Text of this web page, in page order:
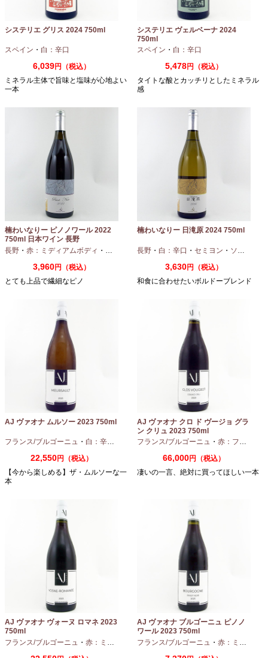
システリエ グリス 2024 750ml
スペイン ・ 白：辛口
6,039円（税込）
ミネラル主体で旨味と塩味が心地よい
一本
システリエ ヴェルベーナ 2024
750ml
スペイン ・ 白：辛口
5,478円（税込）
タイトな酸とカッチリとしたミネラル
感
楠わいなりー ピノノワール 2022
750ml 日本ワイン 長野
長野 ・ 赤：ミディアムボディ ・ ピノノワール
3,960円（税込）
とても上品で繊細なピノ
楠わいなりー 日滝原 2024 750ml
長野 ・ 白：辛口 ・ セミヨン ・ ソーヴィニオンブラン
3,630円（税込）
和食に合わせたいボルドーブレンド
AJ ヴァオナ ムルソー 2023 750ml
フランス/ブルゴーニュ ・ 白：辛口 シャルドネ
22,550円（税込）
【今から楽しめる】ザ・ムルソーな一
本
AJ ヴァオナ クロ ド ヴージョ グラ
ン クリュ 2023 750ml
フランス/ブルゴーニュ ・ 赤：フルボディ
66,000円（税込）
凄いの一言、絶対に買ってほしい一本
AJ ヴァオナ ヴォーヌ ロマネ 2023
750ml
フランス/ブルゴーニュ ・ 赤：ミディアムボディ ・ピノノワール
AJ ヴァオナ ブルゴーニュ ピノノ
ワール 2023 750ml
フランス/ブルゴーニュ ・ 赤：ミディアムボディ